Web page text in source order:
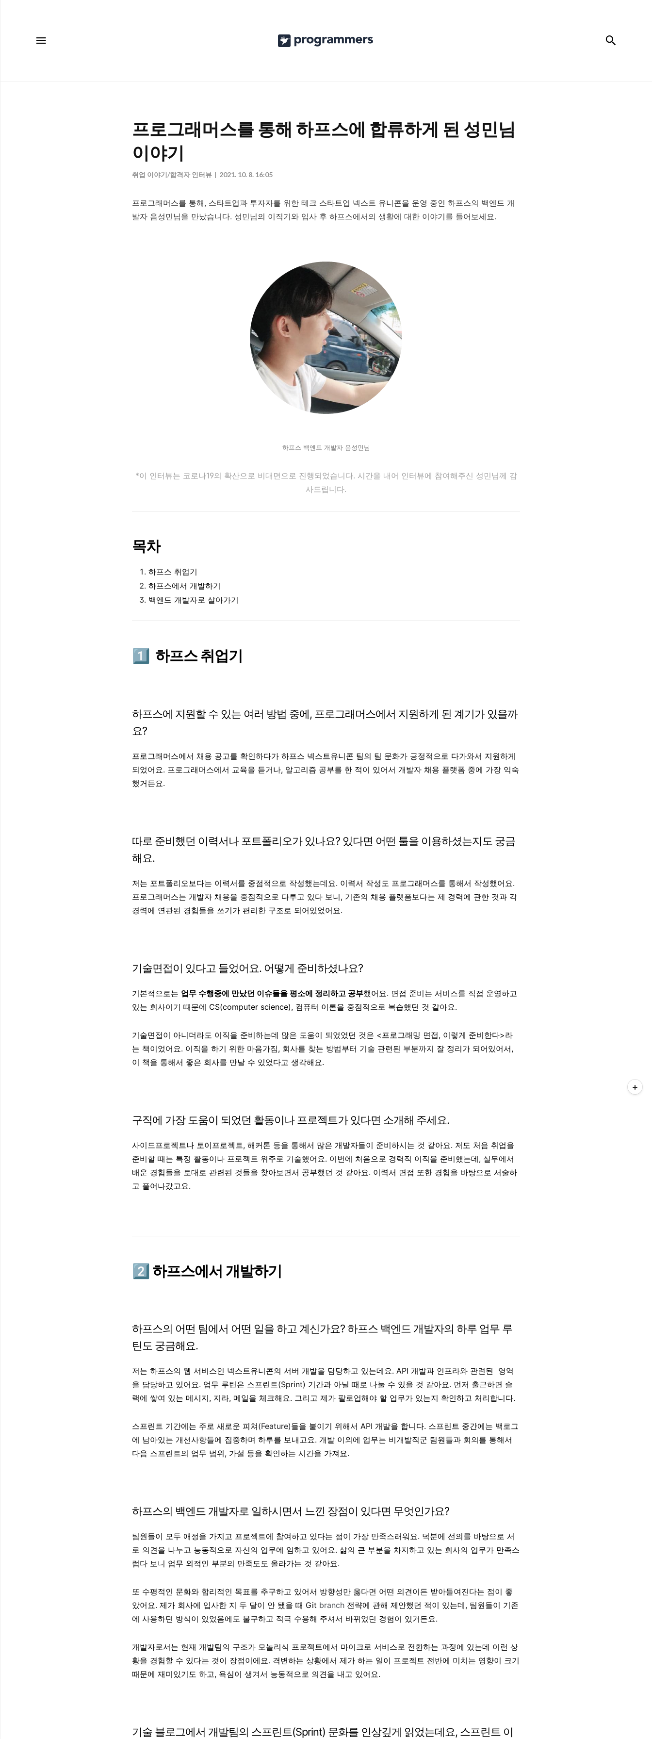
로
스
공
로
그
프로그래머스를 통해 하프스에 합류하게 된 성민님
이야기
취업 이야기/합격자 인터뷰 2021. 10. 8. 16:05
프로그래머스를 통해, 스타트업과 투자자를 위한 테크 스타트업 넥스트 유니콘을 운영 중인 하프스의 백엔드 개
발자 음성민님을 만났습니다. 성민님의 이직기와 입사 후 하프스에서의 생활에 대한 이야기를 들어보세요.
하프스 백엔드 개발자 음성민님
*이 인터뷰는 코로나19의 확산으로 비대면으로 진행되었습니다. 시간을 내어 인터뷰에 참여해주신 성민님께 감
사드립니다.
목차
하프스 취업기
하프스에서 개발하기
백엔드 개발자로 살아가기
1️⃣ 하프스 취업기
하프스에 지원할 수 있는 여러 방법 중에, 프로그래머스에서 지원하게 된 계기가 있을까
요?
프로그래머스에서 채용 공고를 확인하다가 하프스 넥스트유니콘 팀의 팀 문화가 긍정적으로 다가와서 지원하게
되었어요. 프로그래머스에서 교육을 듣거나, 알고리즘 공부를 한 적이 있어서 개발자 채용 플랫폼 중에 가장 익숙
했거든요.
따로 준비했던 이력서나 포트폴리오가 있나요? 있다면 어떤 툴을 이용하셨는지도 궁금
해요.
저는 포트폴리오보다는 이력서를 중점적으로 작성했는데요. 이력서 작성도 프로그래머스를 통해서 작성했어요.
프로그래머스는 개발자 채용을 중점적으로 다루고 있다 보니, 기존의 채용 플랫폼보다는 제 경력에 관한 것과 각
경력에 연관된 경험들을 쓰기가 편리한 구조로 되어있었어요.
기술면접이 있다고 들었어요. 어떻게 준비하셨나요?
기본적으로는 업무 수행중에 만났던 이슈들을 평소에 정리하고 공부했어요. 면접 준비는 서비스를 직접 운영하고
있는 회사이기 때문에 CS(computer science), 컴퓨터 이론을 중점적으로 복습했던 것 같아요.
기술면접이 아니더라도 이직을 준비하는데 많은 도움이 되었었던 것은 <프로그래밍 면접, 이렇게 준비한다>라
는 책이었어요. 이직을 하기 위한 마음가짐, 회사를 찾는 방법부터 기술 관련된 부분까지 잘 정리가 되어있어서,
이 책을 통해서 좋은 회사를 만날 수 있었다고 생각해요.
구직에 가장 도움이 되었던 활동이나 프로젝트가 있다면 소개해 주세요.
사이드프로젝트나 토이프로젝트, 해커톤 등을 통해서 많은 개발자들이 준비하시는 것 같아요. 저도 처음 취업을
준비할 때는 특정 활동이나 프로젝트 위주로 기술했어요. 이번에 처음으로 경력직 이직을 준비했는데, 실무에서
배운 경험들을 토대로 관련된 것들을 찾아보면서 공부했던 것 같아요. 이력서 면접 또한 경험을 바탕으로 서술하
고 풀어나갔고요.
2️⃣ 하프스에서 개발하기
하프스의 어떤 팀에서 어떤 일을 하고 계신가요? 하프스 백엔드 개발자의 하루 업무 루
틴도 궁금해요.
저는 하프스의 웹 서비스인 넥스트유니콘의 서버 개발을 담당하고 있는데요. API 개발과 인프라와 관련된 영역
을 담당하고 있어요. 업무 루틴은 스프린트(Sprint) 기간과 아닐 때로 나눌 수 있을 것 같아요. 먼저 출근하면 슬
랙에 쌓여 있는 메시지, 지라, 메일을 체크해요. 그리고 제가 팔로업해야 할 업무가 있는지 확인하고 처리합니다.
스프린트 기간에는 주로 새로운 피쳐(Feature)들을 붙이기 위해서 API 개발을 합니다. 스프린트 중간에는 백로그
에 남아있는 개선사항들에 집중하며 하루를 보내고요. 개발 이외에 업무는 비개발직군 팀원들과 회의를 통해서
다음 스프린트의 업무 범위, 가설 등을 확인하는 시간을 가져요.
하프스의 백엔드 개발자로 일하시면서 느낀 장점이 있다면 무엇인가요?
팀원들이 모두 애정을 가지고 프로젝트에 참여하고 있다는 점이 가장 만족스러워요. 덕분에 선의를 바탕으로 서
로 의견을 나누고 능동적으로 자신의 업무에 임하고 있어요. 삶의 큰 부분을 차지하고 있는 회사의 업무가 만족스
럽다 보니 업무 외적인 부분의 만족도도 올라가는 것 같아요.
또 수평적인 문화와 합리적인 목표를 추구하고 있어서 방향성만 옳다면 어떤 의견이든 받아들여진다는 점이 좋
았어요. 제가 회사에 입사한 지 두 달이 안 됐을 때 Git branch 전략에 관해 제안했던 적이 있는데, 팀원들이 기존
에 사용하던 방식이 있었음에도 불구하고 적극 수용해 주셔서 바뀌었던 경험이 있거든요.
개발자로서는 현재 개발팀의 구조가 모놀리식 프로젝트에서 마이크로 서비스로 전환하는 과정에 있는데 이런 상
황을 경험할 수 있다는 것이 장점이에요. 격변하는 상황에서 제가 하는 일이 프로젝트 전반에 미치는 영향이 크기
때문에 재미있기도 하고, 욕심이 생겨서 능동적으로 의견을 내고 있어요.
기술 블로그에서 개발팀의 스프린트(Sprint) 문화를 인상깊게 읽었는데요, 스프린트 이